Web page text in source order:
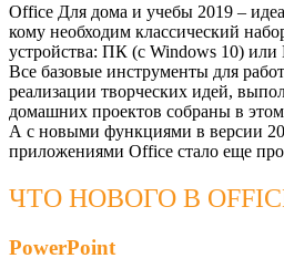
Office Для дома и учебы 2019 –
кому необходим классический
устройства: ПК (c Windows 10) или
Все базовые инструменты для
реализации творческих идей,
домашних проектов собраны в
А с новыми функциями в версии
приложениями Office стало еще
ЧТО НОВОГО В
PowerPoint